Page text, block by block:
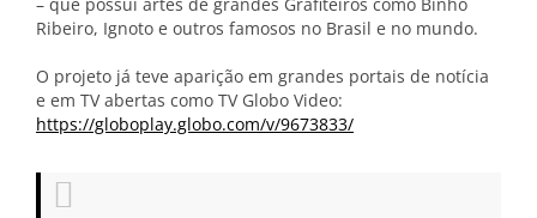
Ribeiro, Ignoto e outros famosos no Brasil e no mundo.
O projeto já teve aparição em grandes portais de notícia
e em TV abertas como TV Globo Video:
https://globoplay.globo.com/v/9673833/